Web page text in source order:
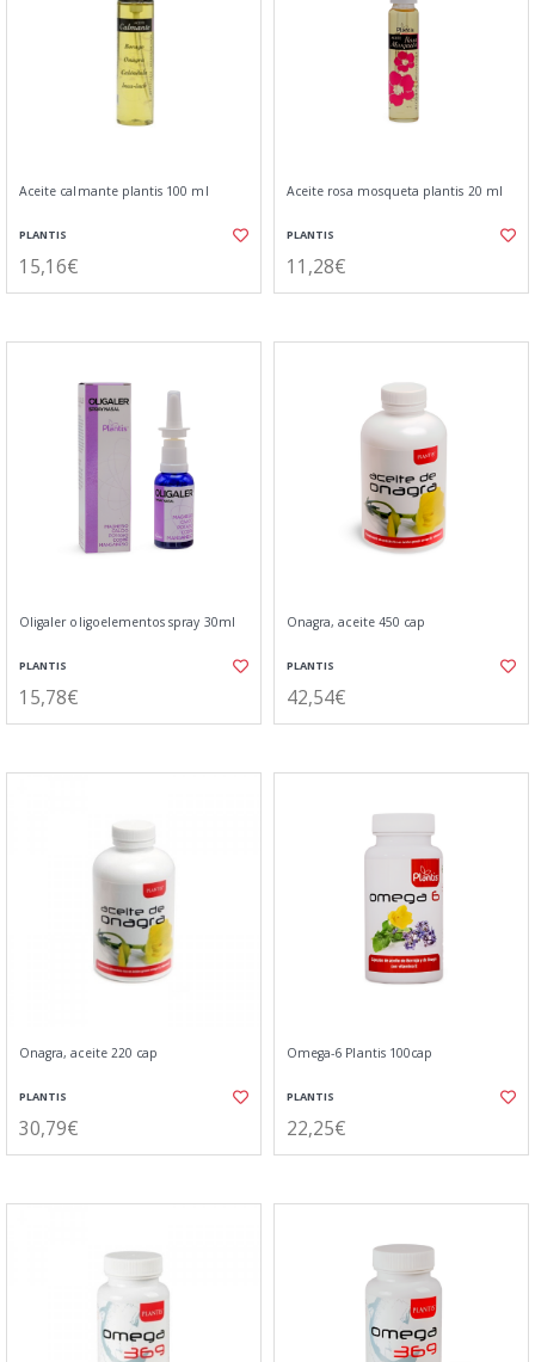
Aceite calmante plantis 100 ml
PLANTIS
15,16€
Aceite rosa mosqueta plantis 20 ml
PLANTIS
11,28€
Oligaler oligoelementos spray 30ml
PLANTIS
15,78€
Onagra, aceite 450 cap
PLANTIS
42,54€
Onagra, aceite 220 cap
PLANTIS
30,79€
Omega-6 Plantis 100cap
PLANTIS
22,25€